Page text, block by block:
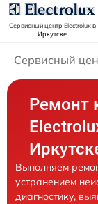
Сервисный центр Electroluxв
Иркутске
Сервисный
Ремонт
Выполняем
устранением
диагностику,